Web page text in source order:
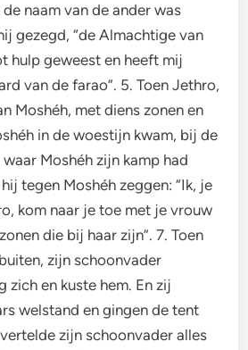
naam van de ander was
gezegd, “de Almachtige van
hulp geweest en heeft mij
van de farao”. 5. Toen Jethro,
Moshéh, met diens zonen en
in de woestijn kwam, bij de
Moshéh zijn kamp had
tegen Moshéh zeggen: “Ik, je
kom naar je toe met je vrouw
die bij haar zijn”. 7. Toen
zijn schoonvader
en kuste hem. En zij
welstand en gingen de tent
zijn schoonvader alles